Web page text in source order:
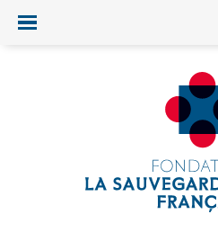
Ouvrir/fermer le menu